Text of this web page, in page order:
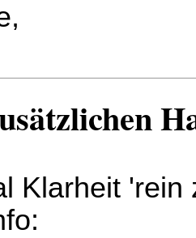
Klarheit 'rein